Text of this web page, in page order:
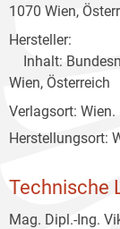
1070 Wien,
Hersteller:
Inhalt:
Wien, Österreich
Verlagsort: Wien.
Herstellungsort:
Technische
Mag. Dipl.-Ing.